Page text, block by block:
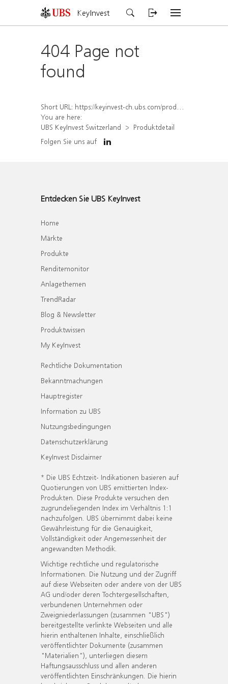
KeyInvest
404 Page not
found
Short URL: https://keyinvest-ch.ubs.com/produkt/detail/index/isin/CH1565648081
You are here:
UBS KeyInvest Switzerland
Produktdetail
Folgen Sie uns auf
Entdecken Sie UBS KeyInvest
Home
Märkte
Produkte
Renditemonitor
Anlagethemen
TrendRadar
Blog & Newsletter
Produktwissen
My KeyInvest
Rechtliche Dokumentation
Bekanntmachungen
Hauptregister
Information zu UBS
Nutzungsbedingungen
Datenschutzerklärung
KeyInvest Disclaimer
* Die UBS Echtzeit- Indikationen basieren auf
Quotierungen von UBS emittierten Index-
Produkten. Diese Produkte versuchen den
zugrundeliegenden Index im Verhältnis 1:1
nachzufolgen. UBS übernimmt dabei keine
Gewährleistung für die Genauigkeit,
Vollständigkeit oder Angemessenheit der
angewandten Methodik.
Wichtige rechtliche und regulatorische
Informationen. Die Nutzung und der Zugriff
auf diese Webseiten oder andere von der UBS
AG und/oder deren Tochtergesellschaften,
verbundenen Unternehmen oder
Zweigniederlassungen (zusammen "UBS")
bereitgestellte verlinkte Webseiten und alle
hierin enthaltenen Inhalte, einschließlich
veröffentlichter Dokumente (zusammen
"Materialien"), unterliegen diesem
Haftungsausschluss und allen anderen
veröffentlichten Einschränkungen. Die hierin